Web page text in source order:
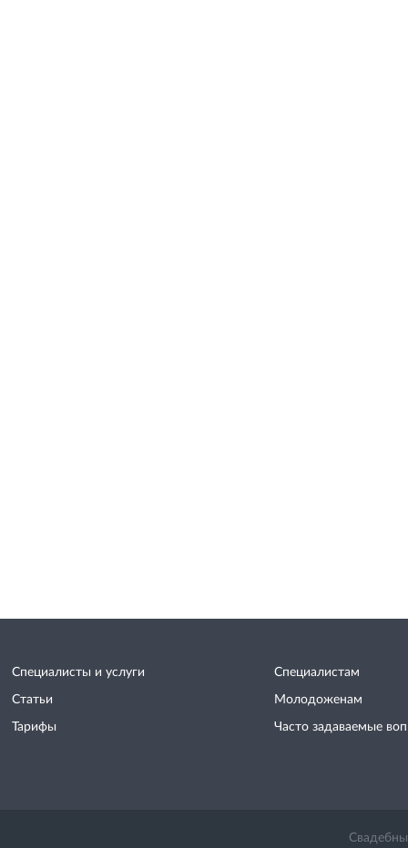
Специалисты и услуги
Статьи
Тарифы
Специалистам
Молодоженам
Часто задаваемые